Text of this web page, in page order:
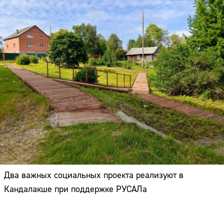
Два важных социальных проекта реализуют в
Кандалакше при поддержке РУСАЛа